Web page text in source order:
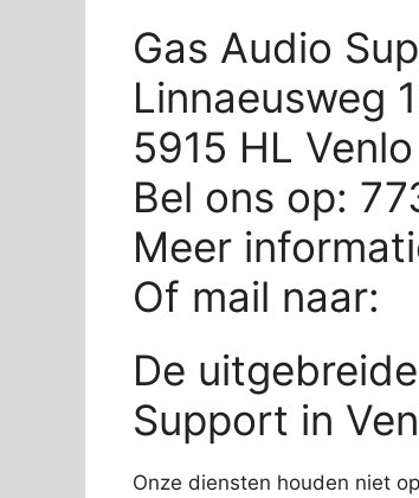
Gas Audio
Linnaeusweg
5915 HL Venlo
Bel ons op:
Meer
Of mail naar:
De
Support in
Onze diensten houden niet